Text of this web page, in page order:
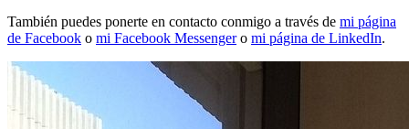
También puedes ponerte en contacto conmigo a través de mi página
de Facebook o mi Facebook Messengero mi página de LinkedIn.